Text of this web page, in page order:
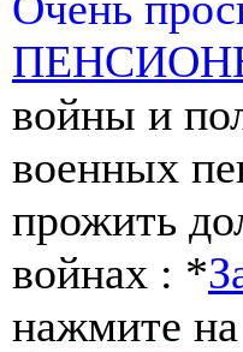
войны и
военных
прожить
войнах : *
нажмите на